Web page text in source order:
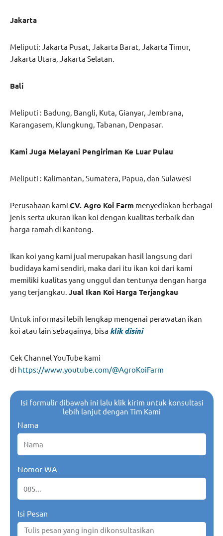
Jakarta
Meliputi: Jakarta Pusat, Jakarta Barat, Jakarta Timur,
Jakarta Utara, Jakarta Selatan.
Bali
Meliputi : Badung, Bangli, Kuta, Gianyar, Jembrana,
Karangasem, Klungkung, Tabanan, Denpasar.
Kami Juga Melayani Pengiriman Ke Luar Pulau
Meliputi : Kalimantan, Sumatera, Papua, dan Sulawesi
Perusahaan kami CV. Agro Koi Farm menyediakan berbagai
jenis serta ukuran ikan koi dengan kualitas terbaik dan
harga ramah di kantong.
Ikan koi yang kami jual merupakan hasil langsung dari
budidaya kami sendiri, maka dari itu ikan koi dari kami
memiliki kualitas yang unggul dan tentunya dengan harga
yang terjangkau. Jual Ikan Koi Harga Terjangkau
Untuk informasi lebih lengkap mengenai perawatan ikan
koi atau lain sebagainya, bisa klik disini
Cek Channel YouTube kami
di https://www.youtube.com/@AgroKoiFarm
Isi formulir dibawah ini lalu klik kirim untuk konsultasi
lebih lanjut dengan Tim Kami
Nama
Nomor WA
Isi Pesan